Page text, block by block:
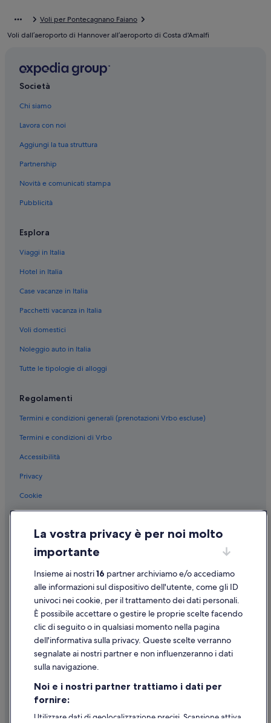
Pontecagnano Faiano: Guest house
Pontecagnano Faiano: B&B
Pontecagnano Faiano: Inn
Pontecagnano Faiano: Ville
Pontecagnano Faiano: Appartamenti
Bellizzi: B&B
Stazione di Montecorvino: Inn
Pontecagnano Faiano: Hotel economici
Pontecagnano Faiano: Hotel con piscina
Pontecagnano Faiano: Hotel con azienda vinicola
Pontecagnano Faiano: hotel a 5 stelle
Voli per Pontecagnano Faiano
Voli dall’aeroporto di Hannover all’aeroporto di Costa d'Amalfi
Società
Chi siamo
Lavora con noi
Aggiungi la tua struttura
Partnership
Novità e comunicati stampa
Pubblicità
Esplora
Viaggi in Italia
Hotel in Italia
Case vacanze in Italia
Pacchetti vacanza in Italia
Voli domestici
Noleggio auto in Italia
Tutte le tipologie di alloggi
Regolamenti
Termini e condizioni generali (prenotazioni Vrbo escluse)
Termini e condizioni di Vrbo
Accessibilità
Privacy
Cookie
Informazioni legali/Contatti
Linee guida sui contenuti e segnalazione dei contenuti
Supporto
Assistenza clienti
Contattaci
Come cancellare un volo
Come modificare la prenotazione di un hotel o una casa vacanze
Utilizzare un coupon Expedia
Documenti per i viaggi internazionali
La vostra privacy è per noi molto
importante
Insieme ai nostri16 partner archiviamo e/o accediamo
alle informazioni sul dispositivo dell'utente, come gli ID
univoci nei cookie, per il trattamento dei dati personali.
È possibile accettare o gestire le proprie scelte facendo
clic di seguito o in qualsiasi momento nella pagina
dell'informativa sulla privacy. Queste scelte verranno
segnalate ai nostri partner e non influenzeranno i dati
sulla navigazione.
Noi e i nostri partner trattiamo i dati per
fornire:
Utilizzare dati di geolocalizzazione precisi. Scansione attiva